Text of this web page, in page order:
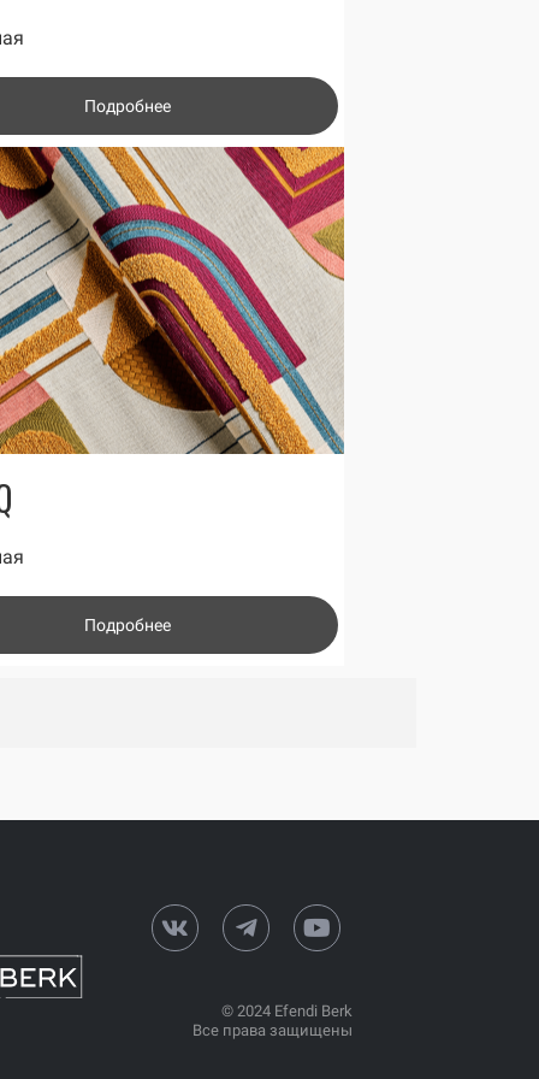
Подробнее
Подробнее
© 2024 Efendi Berk
Все права защищены